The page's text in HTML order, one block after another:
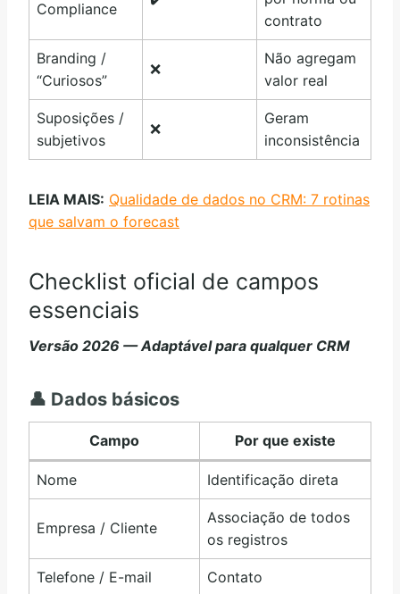
Compliance
contrato
Branding /
“Curiosos”
❌
Não agregam
valor real
Suposições /
subjetivos
❌
Geram
inconsistência
LEIA MAIS: Qualidade de dados no CRM: 7 rotinas
que salvam o forecast
Checklist oficial de campos
essenciais
Versão 2026 — Adaptável para qualquer CRM
👤 Dados básicos
Campo Por que existe
Nome Identificação direta
Empresa / Cliente
Associação de todos
os registros
Telefone / E-mail Contato